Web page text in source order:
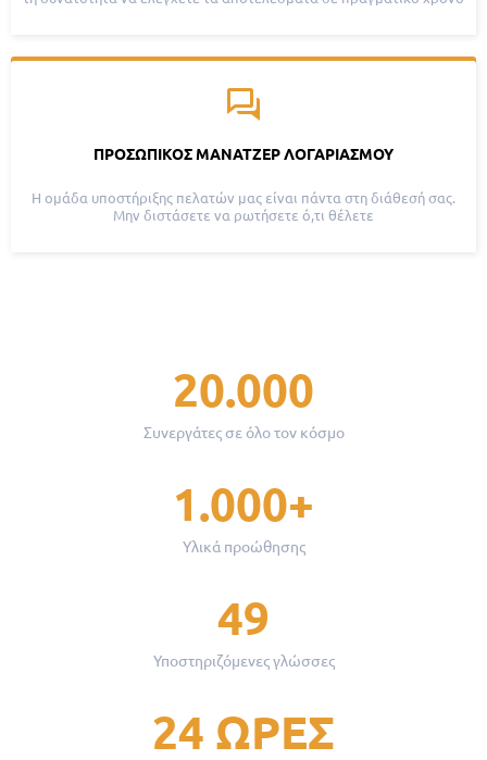
ΠΡΟΣΩΠΙΚΌΣ ΜΆΝΑΤΖΕΡ ΛΟΓΑΡΙΑΣΜΟΎ
Η ομάδα υποστήριξης πελατών μας είναι πάντα στη διάθεσή σας.
Μην διστάσετε να ρωτήσετε ό,τι θέλετε
20.000
Συνεργάτες σε όλο τον κόσμο
1.000+
Υλικά προώθησης
49
Υποστηριζόμενες γλώσσες
24 ΏΡΕΣ